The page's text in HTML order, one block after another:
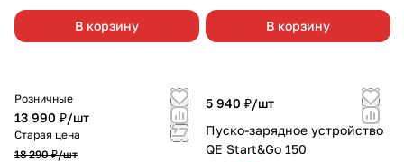
В корзину В корзину
Розничные
13 990 ₽/шт
Старая цена
18 290 ₽/шт
5 940 ₽/шт
Пуско-зарядное устройство
QE Start&Go 150